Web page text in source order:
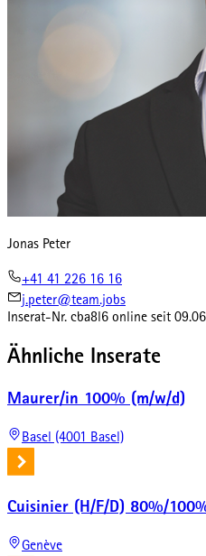
Jonas Peter
+41 41 226 16 16
j.peter@team.jobs
Inserat-Nr. cba8l6 online seit
Ähnliche Inserate
Maurer/in 100% (m/w/d)
Basel (4001 Basel)
Cuisinier (H/F/D) 80%/
Genève